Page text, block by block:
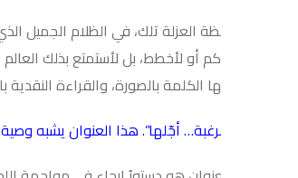
العزلة تلك، في الظلام الجميل الذي يلي
أو لأخطط، بل لأستمتع بذلك العالم الذي
الكلمة بالصورة، والقراءة النقدية بالشغف،
أجّلها”. هذا العنوان يشبه وصية. ما الرغبة